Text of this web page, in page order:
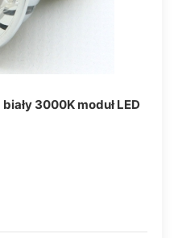
3000K moduł LED